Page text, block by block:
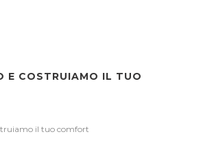
E COSTRUIAMO IL TUO
il tuo comfort